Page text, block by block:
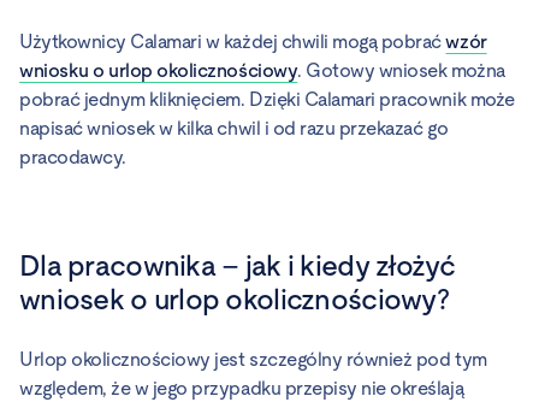
Użytkownicy Calamari w każdej chwili mogą pobraćwzór
wniosku o urlop okolicznościowy. Gotowy wniosek można
pobrać jednym kliknięciem. Dzięki Calamari pracownik może
napisać wniosek w kilka chwil i od razu przekazać go
pracodawcy.
Dla pracownika – jak i kiedy złożyć
wniosek o urlop okolicznościowy?
Urlop okolicznościowy jest szczególny również pod tym
względem, że w jego przypadku przepisy nie określają